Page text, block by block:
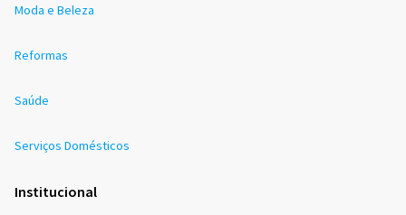
Moda e Beleza
Reformas
Saúde
Serviços Domésticos
Institucional